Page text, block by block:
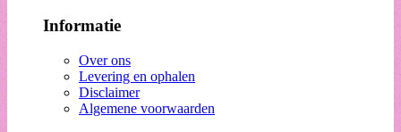
Informatie
Over ons
Levering en ophalen
Disclaimer
Algemene voorwaarden